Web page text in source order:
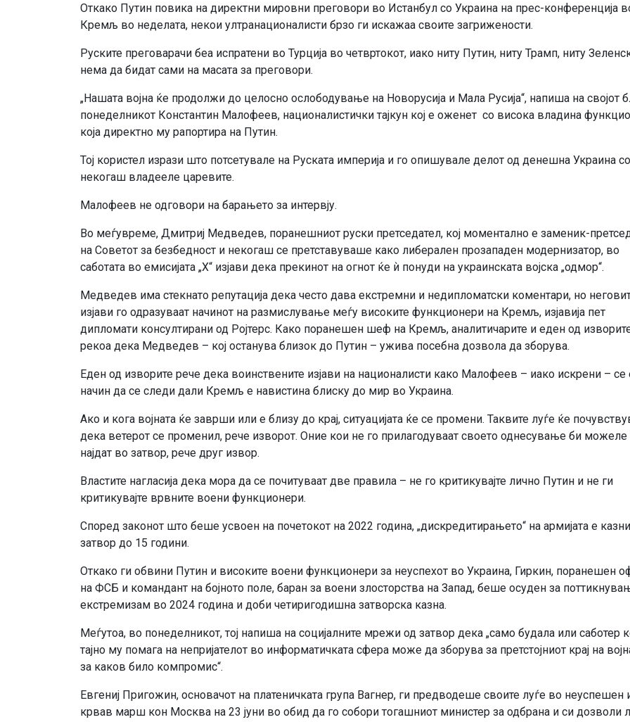
Откако Путин повика на директни мировни преговори во Истанбул со Украина на прес-конференција
Кремљ во неделата, некои ултранационалисти брзо ги искажаа своите загрижености.
Руските преговарачи беа испратени во Турција во четвртокот, иако ниту Путин, ниту Трамп, ниту
нема да бидат сами на масата за преговори.
„Нашата војна ќе продолжи до целосно ослободување на Новорусија и Мала Русија“, напиша на својот
понеделникот Константин Малофеев, националистички тајкун кој е оженет со висока владина
која директно му рапортира на Путин.
Тој користел изрази што потсетувале на Руската империја и го опишувале делот од денешна Украина со
некогаш владееле царевите.
Малофеев не одговори на барањето за интервју.
Во меѓувреме, Дмитриј Медведев, поранешниот руски претседател, кој моментално е заменик-
на Советот за безбедност и некогаш се претставуваше како либерален прозападен модернизатор, во
саботата во емисијата „X“ изјави дека прекинот на огнот ќе ѝ понуди на украинската војска „одмор“.
Медведев има стекнато репутација дека често дава екстремни и недипломатски коментари, но
изјави го одразуваат начинот на размислување меѓу високите функционери на Кремљ, изјавија пет
дипломати консултирани од Ројтерс. Како поранешен шеф на Кремљ, аналитичарите и еден од
рекоа дека Медведев – кој останува близок до Путин – ужива посебна дозвола да зборува.
Еден од изворите рече дека воинствените изјави на националисти како Малофеев – иако искрени – се
начин да се следи дали Кремљ е навистина блиску до мир во Украина.
Ако и кога војната ќе заврши или е близу до крај, ситуацијата ќе се промени. Таквите луѓе ќе
дека ветерот се променил, рече изворот. Оние кои не го прилагодуваат своето однесување би можеле
најдат во затвор, рече друг извор.
Властите нагласија дека мора да се почитуваат две правила – не го критикувајте лично Путин и не ги
критикувајте врвните воени функционери.
Според законот што беше усвоен на почетокот на 2022 година, „дискредитирањето“ на армијата е
затвор до 15 години.
Откако ги обвини Путин и високите воени функционери за неуспехот во Украина, Гиркин, поранешен
на ФСБ и командант на бојното поле, баран за воени злосторства на Запад, беше осуден за
екстремизам во 2024 година и доби четиригодишна затворска казна.
Меѓутоа, во понеделникот, тој напиша на социјалните мрежи од затвор дека „само будала или саботер
тајно му помага на непријателот во информатичката сфера може да зборува за претстојниот крај на
за каков било компромис“.
Евгениј Пригожин, основачот на платеничката група Вагнер, ги предводеше своите луѓе во неуспешен
крвав марш кон Москва на 23 јуни во обид да го собори тогашниот министер за одбрана и си дозволи